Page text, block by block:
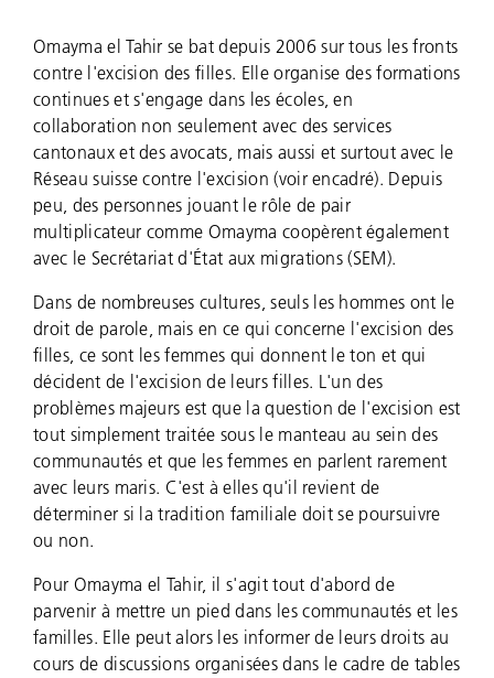
Omayma el Tahir se bat depuis 2006 sur tous les fronts
contre l'excision des filles. Elle organise des formations
continues et s'engage dans les écoles, en
collaboration non seulement avec des services
cantonaux et des avocats, mais aussi et surtout avec le
Réseau suisse contre l'excision (voir encadré). Depuis
peu, des personnes jouant le rôle de pair
multiplicateur comme Omayma coopèrent également
avec le Secrétariat d'État aux migrations (SEM).
Dans de nombreuses cultures, seuls les hommes ont le
droit de parole, mais en ce qui concerne l'excision des
filles, ce sont les femmes qui donnent le ton et qui
décident de l'excision de leurs filles. L'un des
problèmes majeurs est que la question de l'excision est
tout simplement traitée sous le manteau au sein des
communautés et que les femmes en parlent rarement
avec leurs maris. C'est à elles qu'il revient de
déterminer si la tradition familiale doit se poursuivre
ou non.
Pour Omayma el Tahir, il s'agit tout d'abord de
parvenir à mettre un pied dans les communautés et les
familles. Elle peut alors les informer de leurs droits au
cours de discussions organisées dans le cadre de tables